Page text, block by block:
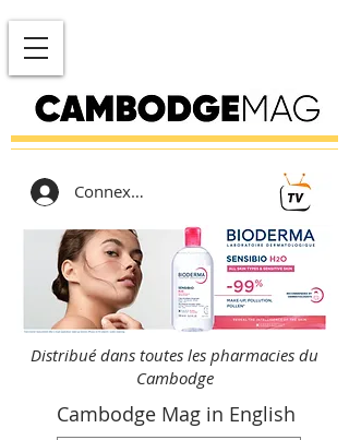
Connexion
Distribué dans toutes les pharmacies du
Cambodge
Cambodge Mag in English